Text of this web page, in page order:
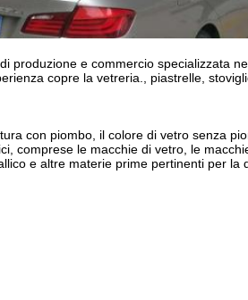
produzione e commercio specializzata
copre la vetreria., piastrelle,
con piombo, il colore di vetro senza
comprese le macchie di vetro, le
e altre materie prime pertinenti per la